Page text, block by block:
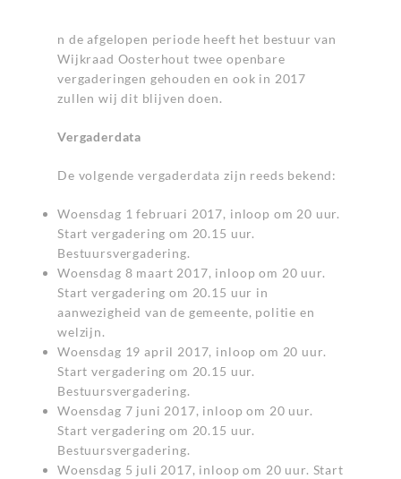
n de afgelopen periode heeft het bestuur van
Wijkraad Oosterhout twee openbare
vergaderingen gehouden en ook in 2017
zullen wij dit blijven doen.
Vergaderdata
De volgende vergaderdata zijn reeds bekend:
Woensdag 1 februari 2017, inloop om 20 uur.
Start vergadering om 20.15 uur.
Bestuursvergadering.
Woensdag 8 maart 2017, inloop om 20 uur.
Start vergadering om 20.15 uur in
aanwezigheid van de gemeente, politie en
welzijn.
Woensdag 19 april 2017, inloop om 20 uur.
Start vergadering om 20.15 uur.
Bestuursvergadering.
Woensdag 7 juni 2017, inloop om 20 uur.
Start vergadering om 20.15 uur.
Bestuursvergadering.
Woensdag 5 juli 2017, inloop om 20 uur. Start